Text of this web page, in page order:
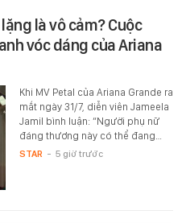
là vô cảm? Cuộc
vóc dáng của Ariana
Khi MV Petal của Ariana Grande ra
mắt ngày 31/7, diễn viên Jameela
Jamil bình luận: “Người phụ nữ
đáng thương này có thể đang…
STAR - 5 giờ trước